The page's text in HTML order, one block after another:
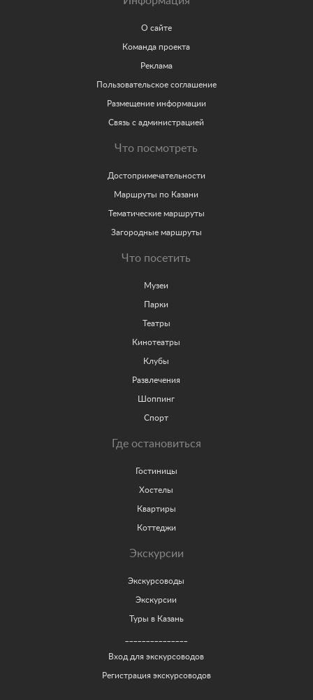
О сайте
Команда проекта
Реклама
Пользовательское соглашение
Размещение информации
Связь с администрацией
Что посмотреть
Достопримечательности
Маршруты по Казани
Тематические маршруты
Загородные маршруты
Что посетить
Музеи
Парки
Театры
Кинотеатры
Клубы
Развлечения
Шоппинг
Спорт
Где остановиться
Гостиницы
Хостелы
Квартиры
Коттеджи
Экскурсии
Экскурсоводы
Экскурсии
Туры в Казань
Вход для экскурсоводов
Регистрация экскурсоводов